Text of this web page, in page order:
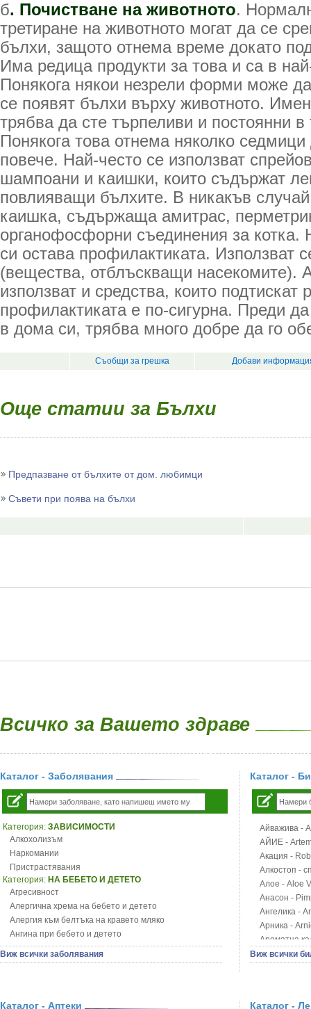
б. Почистване на животното.
третиране на животното могат да се
бълхи, защото отнема време докато
Има редица продукти за това и са в
Понякога някои незрели форми може
се появят бълхи върху животното.
трябва да сте търпеливи и постоянни в
Понякога това отнема няколко
повече. Най-често се използват
шампоани и каишки, които съдържат
повлияващи бълхите. В никакъв
каишка, съдържаща амитрас,
органофосфорни съединения за котка.
си остава профилактиката. Използват
(вещества, отблъскващи насекомите).
използват и средства, които подтискат
профилактиката е по-сигурна. Преди
в дома си, трябва много добре да го
Съобщи за грешка Добави
Още статии за Бълхи
Предпазване от бълхите от дом. любимци
Съвети при поява на бълхи
Всичко за Вашето здраве
Каталог - Заболявания
Категория: ЗАВИСИМОСТИ
Алкохолизъм
Наркомании
Пристрастявания
Категория: НА БЕБЕТО И ДЕТЕТО
Агресивност
Алергична хрема на бебето и детето
Алергия към белтъка на кравето мляко
Ангина при бебето и детето
Анемия при бебето и детето
Апетит - пълни деца
Бронхиална астма при бебето и детето
Виж всички заболявания
Каталог -
Айважива -
АЙИЕ -
Акация -
Алкостоп -
Алое - Aloe
Анасон -
Ангелика -
Арника -
Ароматна
Арония -
Виж всички
Каталог - Аптеки Каталог -